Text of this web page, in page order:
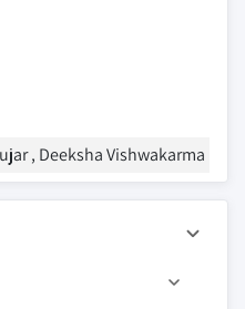
, Deeksha Vishwakarma